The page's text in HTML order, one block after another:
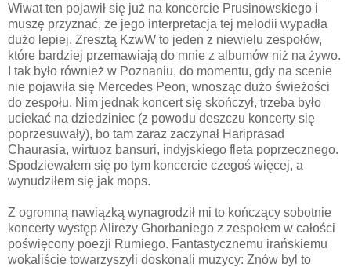
Wiwat ten pojawił się już na koncercie Prusinowskiego i
muszę przyznać, że jego interpretacja tej melodii wypadła
dużo lepiej. Zresztą KzwW to jeden z niewielu zespołów,
które bardziej przemawiają do mnie z albumów niż na żywo.
I tak było również w Poznaniu, do momentu, gdy na scenie
nie pojawiła się Mercedes Peon, wnosząc dużo świeżości
do zespołu. Nim jednak koncert się skończył, trzeba było
uciekać na dziedziniec (z powodu deszczu koncerty się
poprzesuwały), bo tam zaraz zaczynał Hariprasad
Chaurasia, wirtuoz bansuri, indyjskiego fleta poprzecznego.
Spodziewałem się po tym koncercie czegoś więcej, a
wynudziłem się jak mops.
Z ogromną nawiązką wynagrodził mi to kończący sobotnie
koncerty występ Alirezy Ghorbaniego z zespołem w całości
poświęcony poezji Rumiego. Fantastycznemu irańskiemu
wokaliście towarzyszyli doskonali muzycy: Znów byl to